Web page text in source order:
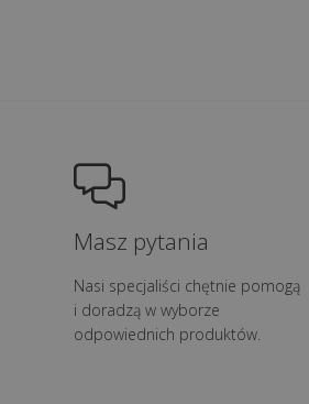
Masz pytania
Nasi specjaliści chętnie pomogą
i doradzą w wyborze
odpowiednich produktów.